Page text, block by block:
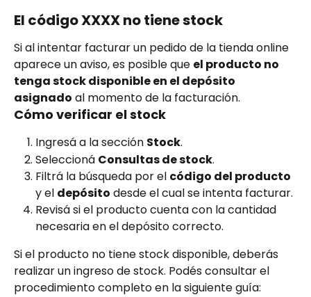
El código XXXX no tiene stock
Si al intentar facturar un pedido de la tienda online
aparece un aviso, es posible que el producto no
tenga stock disponible en el depósito
asignado al momento de la facturación.
Cómo verificar el stock
Ingresá a la sección Stock.
Seleccioná Consultas de stock.
Filtrá la búsqueda por el código del producto
y el depósito desde el cual se intenta facturar.
Revisá si el producto cuenta con la cantidad
necesaria en el depósito correcto.
Si el producto no tiene stock disponible, deberás
realizar un ingreso de stock. Podés consultar el
procedimiento completo en la siguiente guía: